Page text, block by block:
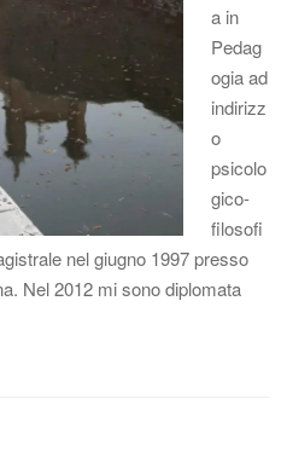
a in
Pedag
ogia ad
indirizz
o
psicolo
gico-
filosofi
nel giugno 1997 presso
Nel 2012 mi sono diplomata